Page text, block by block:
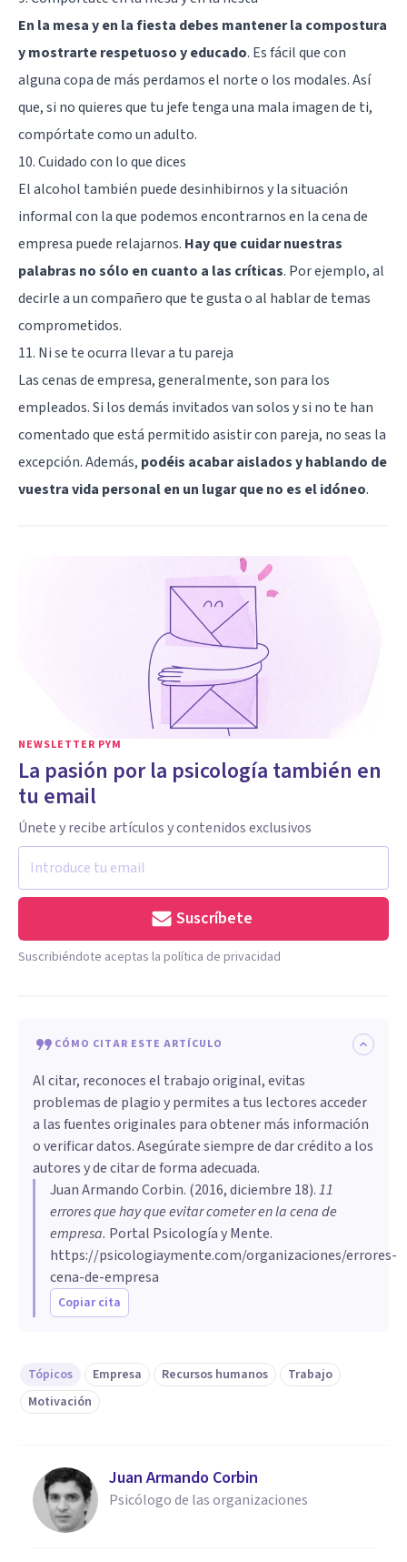
En la mesa y en la fiesta debes mantener la compostura
y mostrarte respetuoso y educado. Es fácil que con
alguna copa de más perdamos el norte o los modales. Así
que, si no quieres que tu jefe tenga una mala imagen de ti,
compórtate como un adulto.
10. Cuidado con lo que dices
El alcohol también puede desinhibirnos y la situación
informal con la que podemos encontrarnos en la cena de
empresa puede relajarnos. Hay que cuidar nuestras
palabras no sólo en cuanto a las críticas. Por ejemplo, al
decirle a un compañero que te gusta o al hablar de temas
comprometidos.
11. Ni se te ocurra llevar a tu pareja
Las cenas de empresa, generalmente, son para los
empleados. Si los demás invitados van solos y si no te han
comentado que está permitido asistir con pareja, no seas la
excepción. Además, podéis acabar aislados y hablando de
vuestra vida personal en un lugar que no es el idóneo.
NEWSLETTER PYM
La pasión por la psicología también en
tu email
Únete y recibe artículos y contenidos exclusivos
Suscríbete
Suscribiéndote aceptas la política de privacidad
CÓMO CITAR ESTE ARTÍCULO
Al citar, reconoces el trabajo original, evitas
problemas de plagio y permites a tus lectores acceder
a las fuentes originales para obtener más información
o verificar datos. Asegúrate siempre de dar crédito a los
autores y de citar de forma adecuada.
Juan Armando Corbin. (2016, diciembre 18).​11
errores que hay que evitar cometer en la cena de
empresa. Portal Psicología y Mente.
https://psicologiaymente.com/organizaciones/errores-
cena-de-empresa
Copiar cita
Tópicos Empresa Recursos humanos
Trabajo
Motivación
Juan Armando Corbin
Psicólogo de las organizaciones